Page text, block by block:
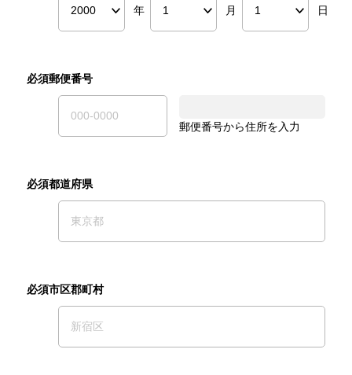
年 月 日
必須郵便番号
郵便番号から住所を入力
必須都道府県
必須市区郡町村